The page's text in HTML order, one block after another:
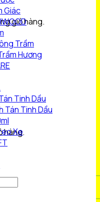
giỏ hàng.
hàng.
Giác
Trầm
Hương
Tinh Dầu
Tán Tinh Dầu
Xe